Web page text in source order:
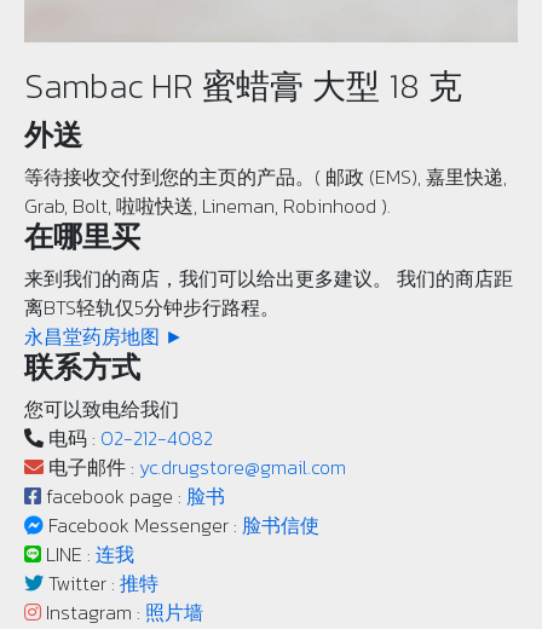
Sambac HR 蜜蜡膏 大型 18 克
外送
等待接收交付到您的主页的产品。( 邮政 (EMS), 嘉里快递,
Grab, Bolt, 啦啦快送, Lineman, Robinhood ).
在哪里买
来到我们的商店，我们可以给出更多建议。 我们的商店距
离BTS轻轨仅5分钟步行路程。
永昌堂药房地图 ►
联系方式
您可以致电给我们
电码 : 02-212-4082
电子邮件 : yc.drugstore@gmail.com
facebook page : 脸书
Facebook Messenger : 脸书信使
LINE : 连我
Twitter : 推特
Instagram : 照片墙